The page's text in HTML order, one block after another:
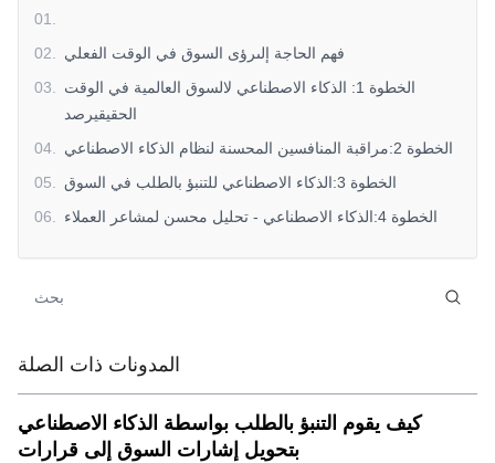
01
02
فهم الحاجة إلىرؤى السوق في الوقت الفعلي
03
الخطوة 1: الذكاء الاصطناعي لالسوق العالمية في الوقت
الحقيقيرصد
04
الخطوة 2:مراقبة المنافسين المحسنة لنظام الذكاء الاصطناعي
05
الخطوة 3:الذكاء الاصطناعي للتنبؤ بالطلب في السوق
06
الخطوة 4:الذكاء الاصطناعي - تحليل محسن لمشاعر العملاء
09. لماذا تختارتخفيضات جي بي تيلذكاء المبيعات العالمية؟
المدونات ذات الصلة
كيف يقوم التنبؤ بالطلب بواسطة الذكاء الاصطناعي
بتحويل إشارات السوق إلى قرارات